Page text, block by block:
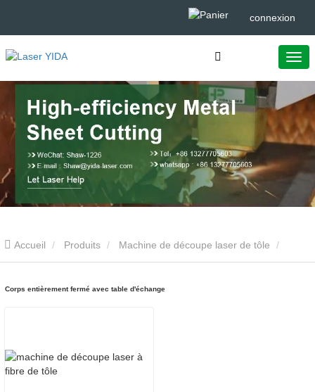
connexion
Accueil Produits Machine de découpe laser de tôle
Corps entièrement fermé avec table d'échange